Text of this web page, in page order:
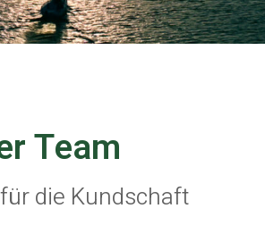
Team
die Kundschaft